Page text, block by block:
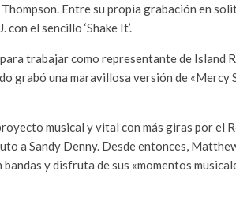
Entre su propia grabación en
el sencillo ‘Shake It’.
trabajar como representante de Island
grabó una maravillosa versión de
musical y vital con más giras por el
a Sandy Denny. Desde entonces,
y disfruta de sus «momentos